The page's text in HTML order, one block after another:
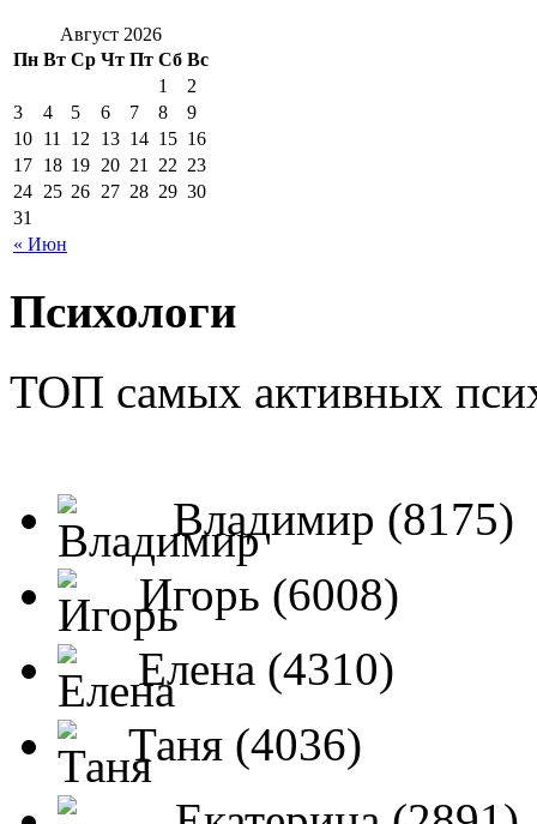
Август 2026
Пн Вт Ср Чт Пт Сб Вс
« Июн
1
2
3
4 5 6 7 8
9
10 11 12 13 14 15 16
17 18 19 20 21 22 23
24 25 26 27 28 29 30
31
Психологи
ТОП самых активных
Владимир (8175)
Игорь (6008)
Елена (4310)
Таня (4036)